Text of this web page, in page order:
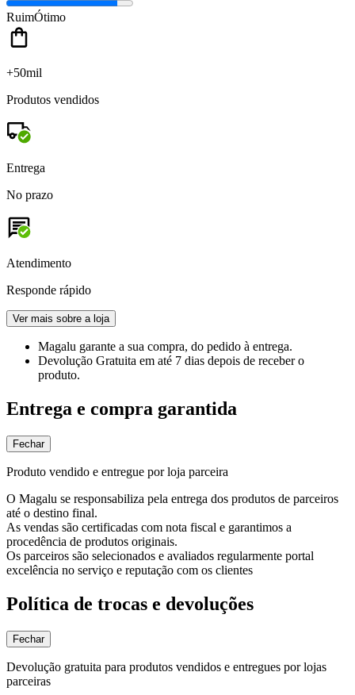
RuimÓtimo
+50mil
Produtos vendidos
Entrega
No prazo
Atendimento
Responde rápido
Ver mais sobre a loja
Magalu garante a sua compra, do pedido à entrega.
Devolução Gratuita em até 7 dias depois de receber o
produto.
Entrega e compra garantida
Fechar
Produto vendido e entregue por loja parceira
O Magalu se responsabiliza pela entrega dos produtos de parceiros
até o destino final.
As vendas são certificadas com nota fiscal e garantimos a
procedência de produtos originais.
Os parceiros são selecionados e avaliados regularmente portal
excelência no serviço e reputação com os clientes
Política de trocas e devoluções
Fechar
Devolução gratuita para produtos vendidos e entregues por lojas
parceiras